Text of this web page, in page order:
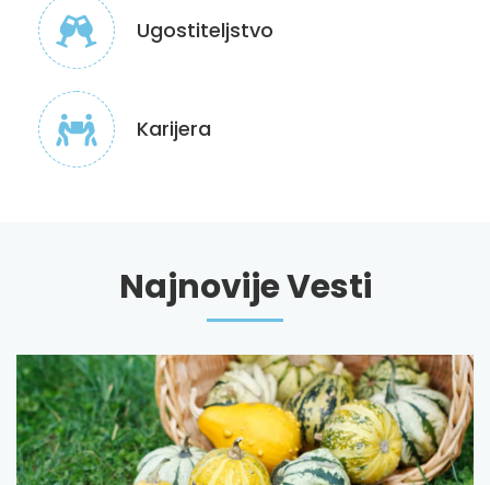
Ugostiteljstvo
Karijera
Najnovije Vesti